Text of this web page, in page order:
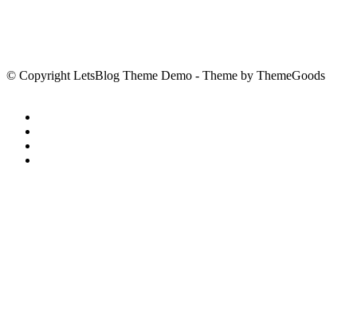
© Copyright LetsBlog Theme Demo - Theme by ThemeGoods